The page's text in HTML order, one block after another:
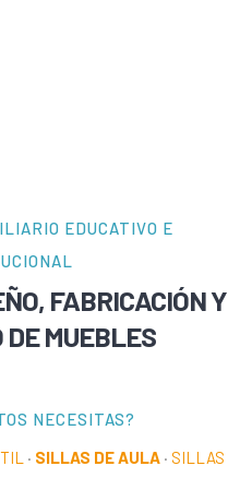
EDUCATIVO E
FABRICACIÓN Y
DE MUEBLES
NECESITAS?
· SILLAS DE AULA · SILLAS